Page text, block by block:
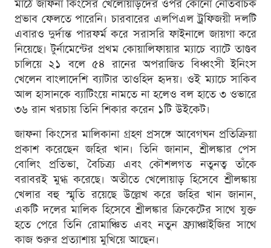
মাঠে জাফনা কিংসের খেলোয়াড়দের ওপর কোনো নেতিবাচক
প্রভাব ফেলতে পারেনি। চারবারের এলপিএল ট্রফিজয়ী দলটি
এবারও দুর্দান্ত পারফর্ম করে সরাসরি ফাইনালে জায়গা করে
নিয়েছে। টুর্নামেন্টের প্রথম কোয়ালিফায়ার ম্যাচে ব্যাটে তাণ্ডব
চালিয়ে ২১ বলে ৫৪ রানের অপরাজিত বিধ্বংসী ইনিংস
খেলেন বাংলাদেশি ব্যাটার তাওহিদ হৃদয়। ওই ম্যাচে সাকিব
আল হাসানকে ব্যাটিংয়ে নামতে না হলেও বল হাতে ৩ ওভারে
৩৬ রান খরচায় তিনি শিকার করেন ১টি উইকেট।
জাফনা কিংসের মালিকানা গ্রহণ প্রসঙ্গে আবেগঘন প্রতিক্রিয়া
প্রকাশ করেছেন জহির খান। তিনি জানান, শ্রীলঙ্কার পেস
বোলিং প্রতিভা, বৈচিত্র্য এবং কৌশলগত নতুনত্ব তাঁকে
বরাবরই মুগ্ধ করেছে। অতীতে খেলোয়াড় হিসেবে শ্রীলঙ্কায়
খেলার বহু স্মৃতি রয়েছে উল্লেখ করে জহির খান জানান,
একটি দলের মালিক হিসেবে শ্রীলঙ্কার ক্রিকেটের সাথে যুক্ত
হতে পেরে তিনি রোমাঞ্চিত এবং নতুন ফ্র্যাঞ্চাইজির সাথে
কাজ শুরুর প্রত্যাশায় মুখিয়ে আছেন।